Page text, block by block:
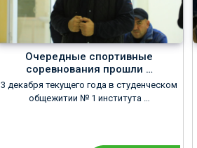
Очередные спортивные
соревнования прошли …
3 декабря текущего года в студенческом
общежитии № 1 института …